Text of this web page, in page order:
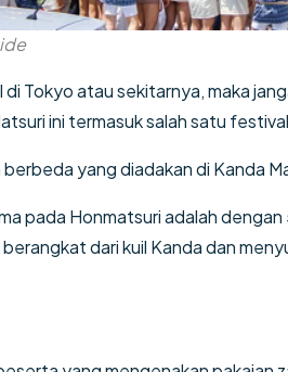
di Tokyo atau sekitarnya, maka
ini termasuk salah satu
yang diadakan di Kanda
pada Honmatsuri adalah
dari kuil Kanda dan